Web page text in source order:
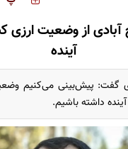
از وضعیت ارزی
آینده
گفت: پیش‌بینی می‌کنیم
داشته باشیم.